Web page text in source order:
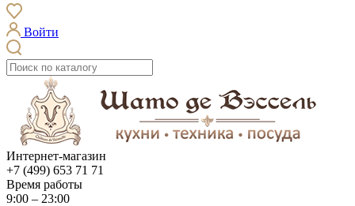
Войти
Интернет-магазин
+7 (499) 653 71 71
Время работы
9:00 – 23:00